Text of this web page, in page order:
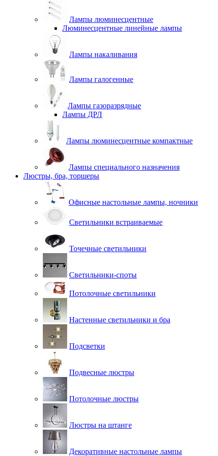
Лампы люминесцентные
Люминесцентные линейные лампы
Лампы накаливания
Лампы галогенные
Лампы газоразрядные
Лампы ДРЛ
Лампы люминесцентные компактные
Лампы специального назначения
Люстры, бра, торшеры
Офисные настольные лампы, ночники
Светильники встраиваемые
Точечные светильники
Светильники-споты
Потолочные светильники
Настенные светильники и бра
Подсветки
Подвесные люстры
Потолочные люстры
Люстры на штанге
Декоративные настольные лампы